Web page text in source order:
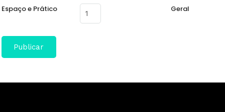
Espaço e Prático Geral